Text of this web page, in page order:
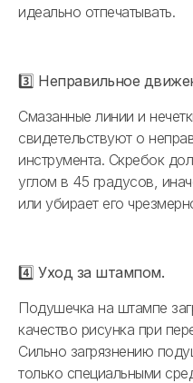
идеально отпечатывать.
3️⃣ Неправильное
Смазанные линии и
свидетельствуют о
инструмента. Скребок
углом в 45 градусов,
или убирает его
4️⃣ Уход за штампом.
Подушечка на штампе
качество рисунка при
Сильно загрязнению
только специальными